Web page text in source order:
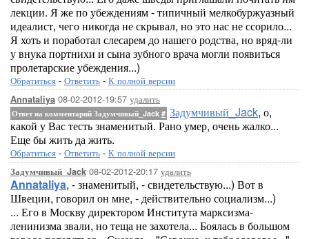
лекции. Я же по убеждениям - типичный мелкобуржуазный
идеалист, чего никогда не скрывал, но это нас не ссорило...
Я хоть и поработал слесарем до нашего родства, но вряд-ли
у внука портнихи и сына зубного врача могли появиться
пролетарские убеждения...)
Обратиться - Ответить - К полной версии
Annataliya 08-02-2012-19:57 удалить
Ответ на комментарий Задумчивый_Jack # Задумчивый_Jack, о,
какой у Вас тесть знаменитый. Рано умер, очень жалко...
Еще бы жить да жить.
Обратиться - Ответить - К полной версии
Задумчивый_Jack 08-02-2012-20:17 удалить
Annataliya, - знаменитый, - свидетельствую...) Вот в
Швеции, говорил он мне, - действительно социализм...)
... Его в Москву директором Института марксизма-
ленинизма звали, но теща не захотела... Боялась в большом